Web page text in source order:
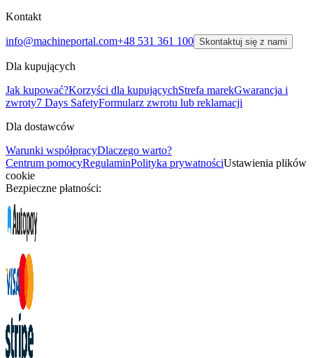
Kontakt
info@machineportal.com+48 531 361 100 Skontaktuj się z nami
Dla kupujących
Jak kupować?Korzyści dla kupującychStrefa marekGwarancja i
zwroty7 Days SafetyFormularz zwrotu lub reklamacji
Dla dostawców
Warunki współpracyDlaczego warto?
Centrum pomocyRegulaminPolityka prywatnościUstawienia plików
cookie
Bezpieczne płatności: